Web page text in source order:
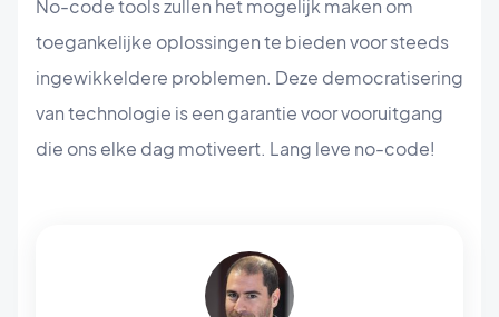
No-code tools zullen het mogelijk maken om
toegankelijke oplossingen te bieden voor steeds
ingewikkeldere problemen. Deze democratisering
van technologie is een garantie voor vooruitgang
die ons elke dag motiveert. Lang leve no-code!